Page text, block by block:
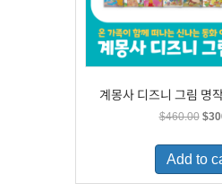
계몽사 디즈니 그림 명
$460.00 $
Add to